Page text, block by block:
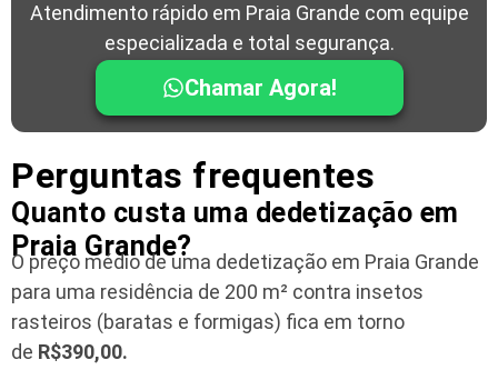
Atendimento rápido em Praia Grande com equipe
especializada e total segurança.
Chamar Agora!
Perguntas frequentes
Quanto custa uma dedetização em
Praia Grande?
O preço médio de uma dedetização em Praia Grande
para uma residência de 200 m² contra insetos
rasteiros (baratas e formigas) fica em torno
de R$390,00.